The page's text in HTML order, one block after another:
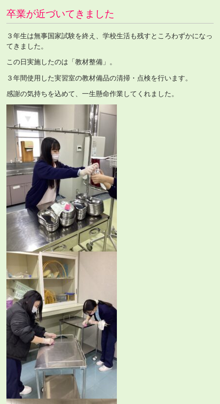
卒業が近づいてきました
３年生は無事国家試験を終え、学校生活も残すところわずかになっ
てきました。
この日実施したのは「教材整備」。
３年間使用した実習室の教材備品の清掃・点検を行います。
感謝の気持ちを込めて、一生懸命作業してくれました。